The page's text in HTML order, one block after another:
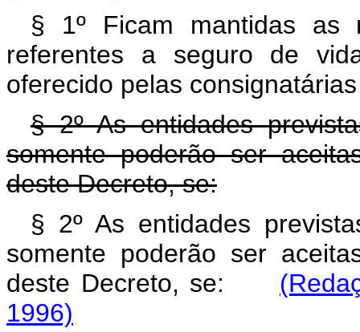
§ 1º Ficam mantidas as
referentes a seguro de
oferecido pelas
§ 2º As entidades
somente poderão ser
deste Decreto, se:
§ 2º As entidades
somente poderão ser
deste Decreto, se:
1996)